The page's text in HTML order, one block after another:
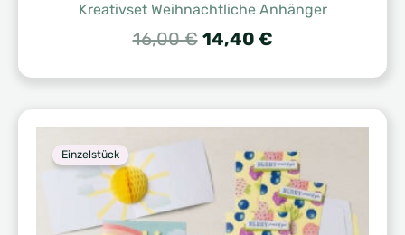
Kreativset Weihnachtliche Anhänger
16,00€ Ursprünglicher
war:
16,00 €
14,40 €Aktueller
ist:
14,40 €.
Einzelstück